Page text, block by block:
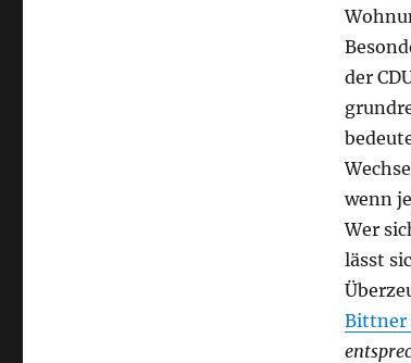
der
wenn
Wer
lässt
Bittner